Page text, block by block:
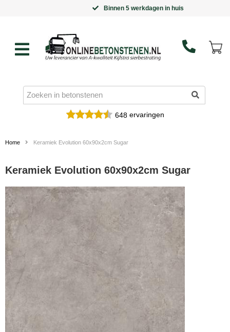
Binnen 5 werkdagen in huis
648ervaringen
Home Keramiek Evolution 60x90x2cm Sugar
Keramiek Evolution 60x90x2cm Sugar